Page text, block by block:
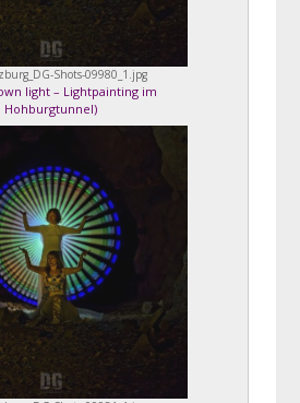
Shots-09980_1.jpg
light – Lightpainting im
Hohburgtunnel)